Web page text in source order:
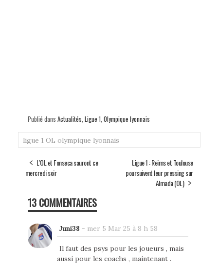
Publié dans Actualités, Ligue 1, Olympique lyonnais
ligue 1 OL olympique lyonnais
L’OL et Fonseca sauront ce
mercredi soir
Ligue 1 : Reims et Toulouse
poursuivent leur pressing sur
Almada (OL)
13 COMMENTAIRES
Juni38 - mer 5 Mar 25 à 8 h 58
Il faut des psys pour les joueurs , mais
aussi pour les coachs , maintenant .